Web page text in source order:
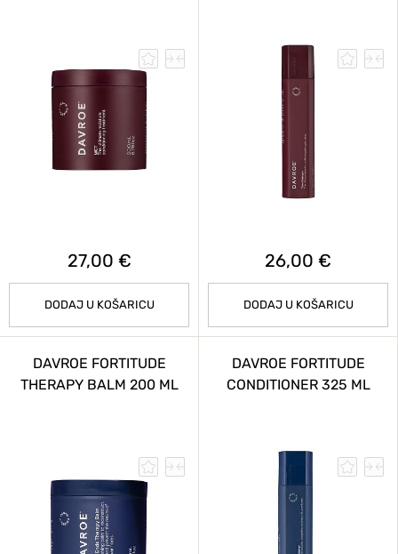
27,00 €
DODAJ U KOŠARICU
26,00 €
DODAJ U KOŠARICU
DAVROE FORTITUDE
THERAPY BALM 200 ML
DAVROE FORTITUDE
CONDITIONER 325 ML